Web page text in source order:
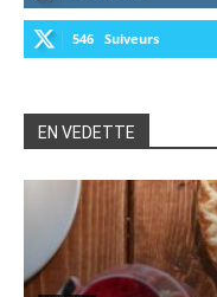
546 Suiveurs
EN VEDETTE